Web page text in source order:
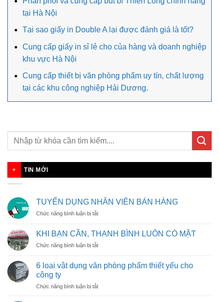
tại Hà Nội
Tại sao giấy in Double A lại được đánh giá là tốt?
Cung cấp giấy in sỉ lẻ cho của hàng và doanh nghiệp
khu vực Hà Nội
Cung cấp thiết bị văn phòng phẩm uy tín, chất lượng
tại các khu công nghiệp Hải Dương.
TIN MỚI
TUYỂN DỤNG NHÂN VIÊN BÁN HÀNG
Chức năng bình luận bị tắtở
DỤNG
NHÂN
VIÊN
HÀNG
KHI BẠN CẦN, THANH BÌNH LUÔN CÓ MẶT
Chức năng bình luận bị tắtở
CẦN,
BÌNH
6 loại vật dụng văn phòng phẩm thiết yếu cho
công ty
Chức năng bình luận bị tắtở